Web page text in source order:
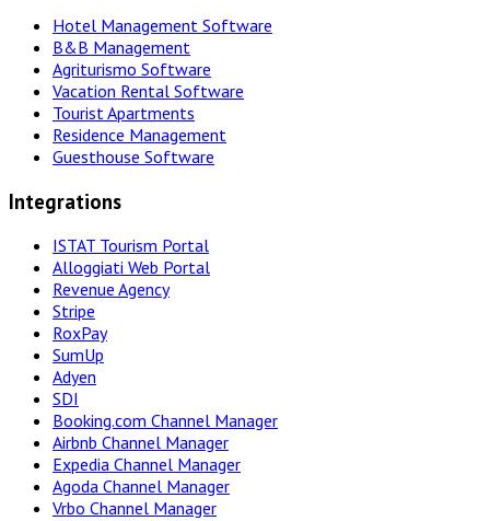
Hotel Management Software
B&B Management
Agriturismo Software
Vacation Rental Software
Tourist Apartments
Residence Management
Guesthouse Software
Integrations
ISTAT Tourism Portal
Alloggiati Web Portal
Revenue Agency
Stripe
RoxPay
SumUp
Adyen
SDI
Booking.com Channel Manager
Airbnb Channel Manager
Expedia Channel Manager
Agoda Channel Manager
Vrbo Channel Manager